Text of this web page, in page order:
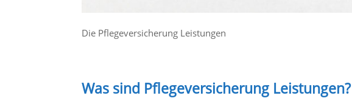
Die Pflegeversicherung Leistungen
Was sind Pflegeversicherung Leistungen?